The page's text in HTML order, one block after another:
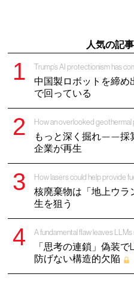
人気の記
Trump’s AI protectionism has
中国製ロボットを締め
で回っている
How an overlooked geothermal
もっと深く掘れ——採
企業が再生
How lasers could help provide
核廃棄物は「地上ウラ
生を狙う
A fundamental flaw leaves
「思考の連鎖」偽装
防げない構造的欠陥